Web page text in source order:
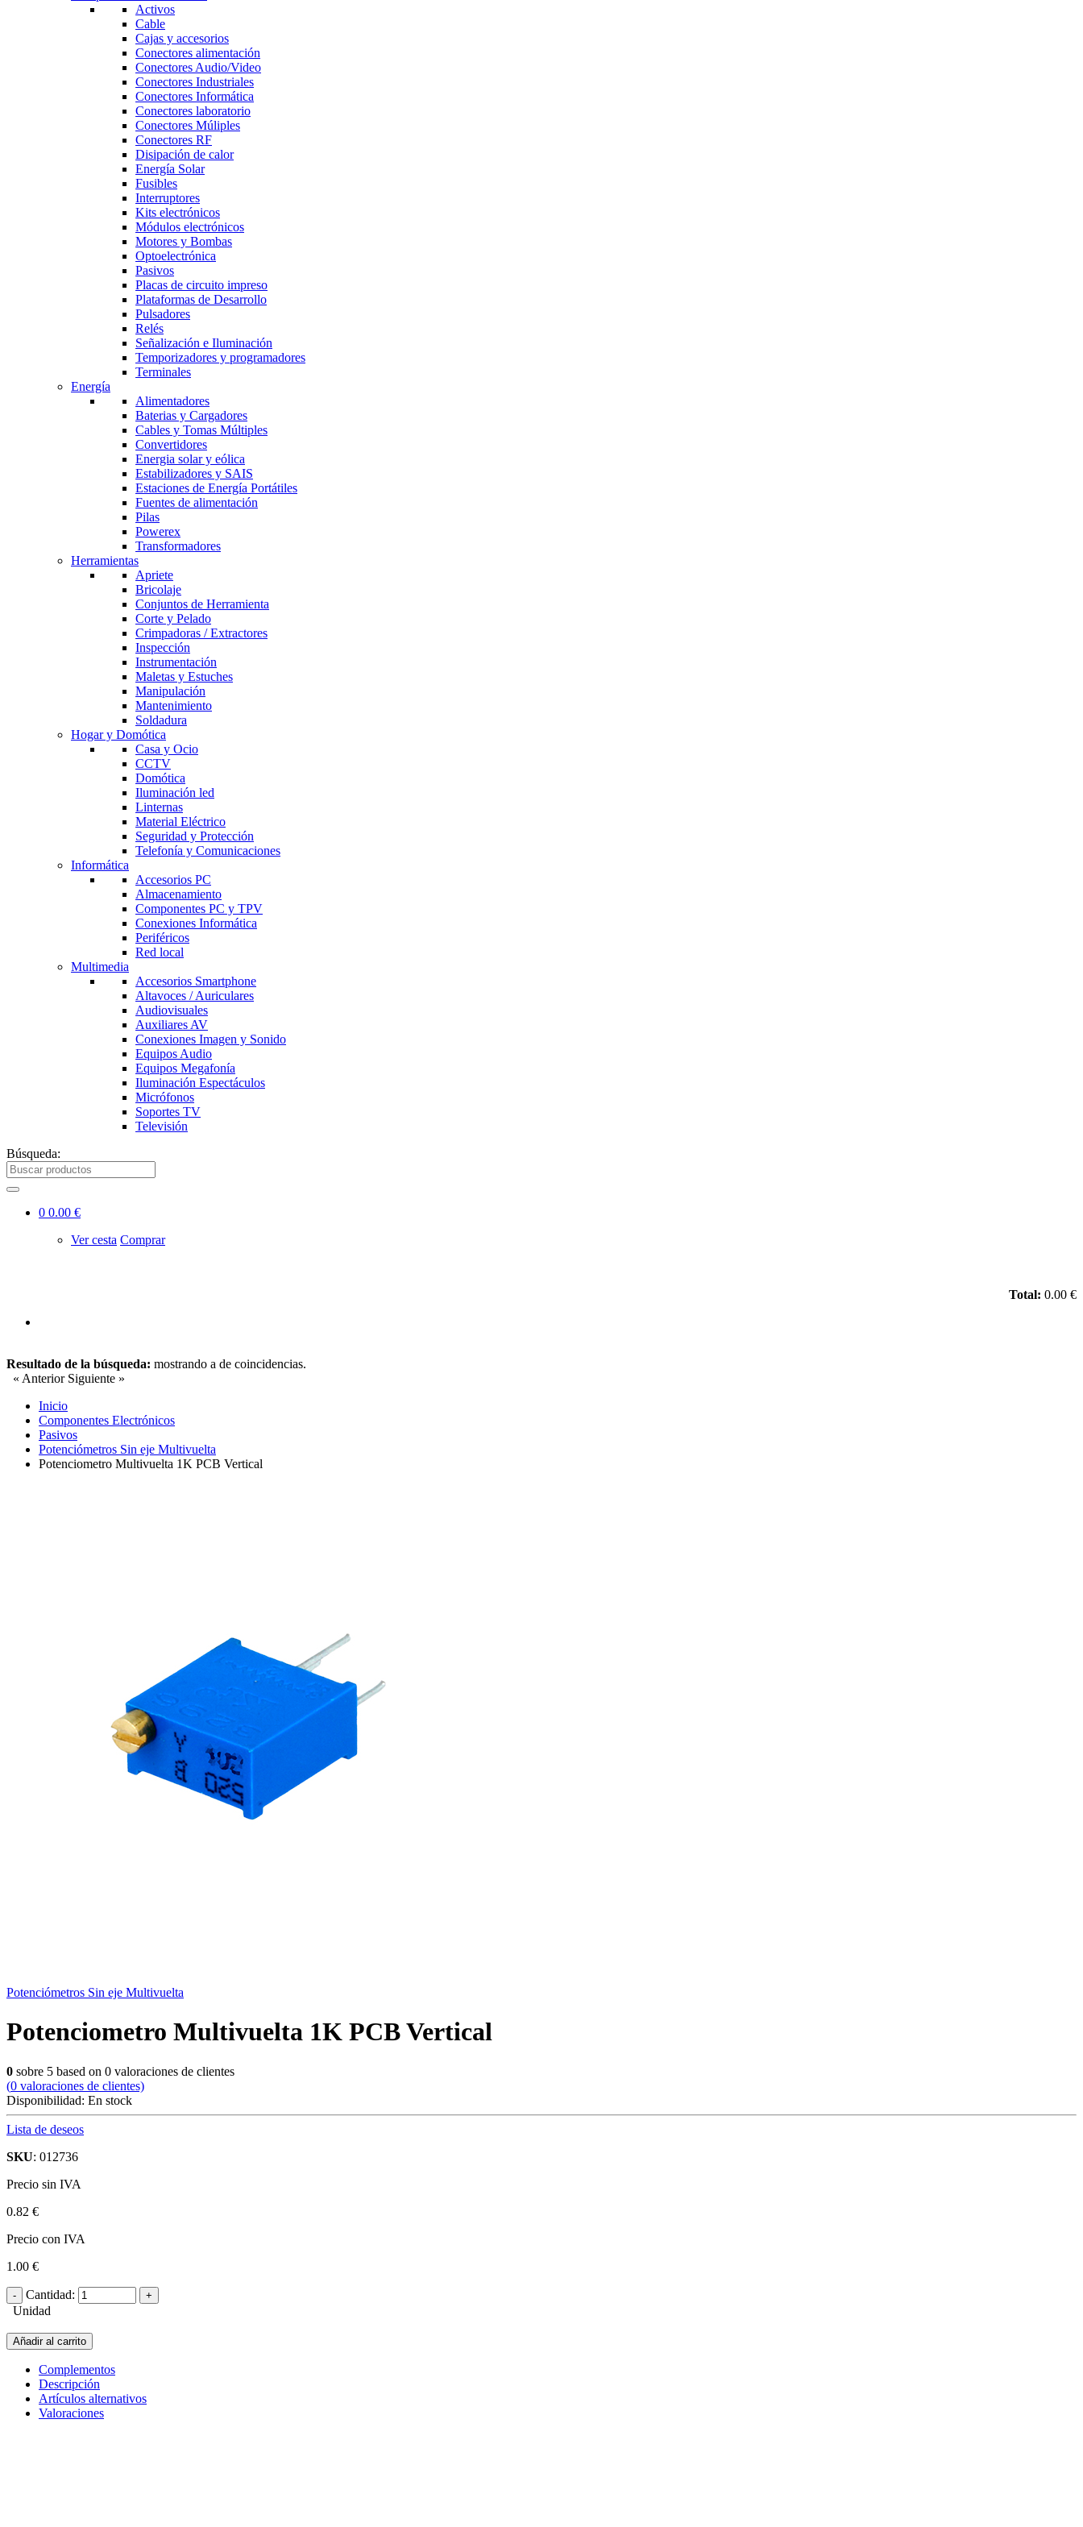
Activos
Cable
Cajas y accesorios
Conectores alimentación
Conectores Audio/Video
Conectores Industriales
Conectores Informática
Conectores laboratorio
Conectores Múliples
Conectores RF
Disipación de calor
Energía Solar
Fusibles
Interruptores
Kits electrónicos
Módulos electrónicos
Motores y Bombas
Optoelectrónica
Pasivos
Placas de circuito impreso
Plataformas de Desarrollo
Pulsadores
Relés
Señalización e Iluminación
Temporizadores y programadores
Terminales
Energía
Alimentadores
Baterias y Cargadores
Cables y Tomas Múltiples
Convertidores
Energia solar y eólica
Estabilizadores y SAIS
Estaciones de Energía Portátiles
Fuentes de alimentación
Pilas
Powerex
Transformadores
Herramientas
Apriete
Bricolaje
Conjuntos de Herramienta
Corte y Pelado
Crimpadoras / Extractores
Inspección
Instrumentación
Maletas y Estuches
Manipulación
Mantenimiento
Soldadura
Hogar y Domótica
Casa y Ocio
CCTV
Domótica
Iluminación led
Linternas
Material Eléctrico
Seguridad y Protección
Telefonía y Comunicaciones
Informática
Accesorios PC
Almacenamiento
Componentes PC y TPV
Conexiones Informática
Periféricos
Red local
Multimedia
Accesorios Smartphone
Altavoces / Auriculares
Audiovisuales
Auxiliares AV
Conexiones Imagen y Sonido
Equipos Audio
Equipos Megafonía
Iluminación Espectáculos
Micrófonos
Soportes TV
Televisión
Búsqueda:
0 0.00 €
Ver cesta Comprar
Total: 0.00 €
Resultado de la búsqueda: mostrando a de coincidencias.
« Anterior Siguiente »
Inicio
Componentes Electrónicos
Pasivos
Potenciómetros Sin eje Multivuelta
Potenciometro Multivuelta 1K PCB Vertical
Potenciómetros Sin eje Multivuelta
Potenciometro Multivuelta 1K PCB Vertical
0 sobre 5 based on 0 valoraciones de clientes
(0 valoraciones de clientes)
Disponibilidad: En stock
Lista de deseos
SKU: 012736
Precio sin IVA
0.82 €
Precio con IVA
1.00 €
Cantidad:
Unidad
Añadir al carrito
Complementos
Descripción
Artículos alternativos
Valoraciones